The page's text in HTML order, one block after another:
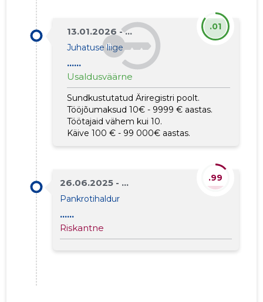
13.01.2026 - ...
Juhatuse liige
......
Usaldusväärne
Sundkustutatud Äriregistri poolt.
Tööjõumaksud 10€ - 9999 € aastas.
Töötajaid vähem kui 10.
Käive 100 € - 99 000€ aastas.
.01
26.06.2025 - ...
Pankrotihaldur
......
Riskantne
.99